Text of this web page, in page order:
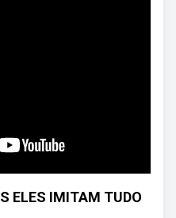
ELES IMITAM TUDO